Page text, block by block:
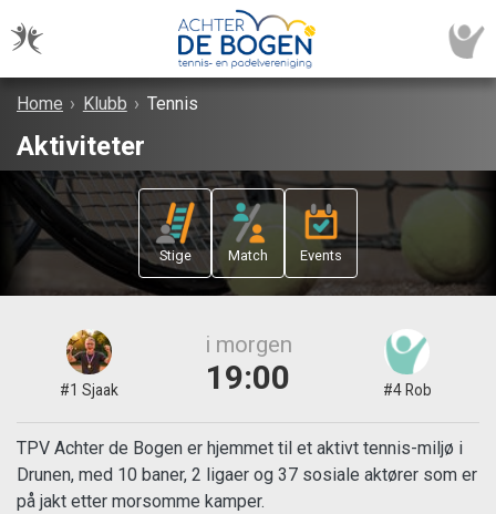
Home › Klubb › Tennis
Aktiviteter
Stige Match Events
#1 Sjaak
i morgen
19:00 #4 Rob
TPV Achter de Bogen er hjemmet til et aktivt tennis-miljø i
Drunen, med 10 baner, 2 ligaer og 37 sosiale aktører som er
på jakt etter morsomme kamper.